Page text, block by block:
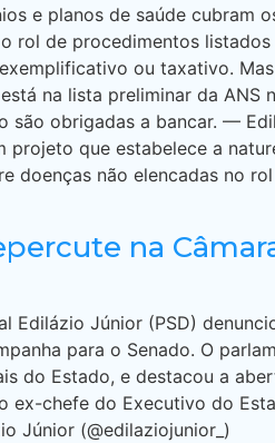
e planos de saúde cubram
rol de procedimentos
ou taxativo.
na lista preliminar da ANS
obrigadas a bancar. —
projeto que estabelece a
doenças não elencadas no
na
Edilázio Júnior (PSD)
para o Senado. O
do Estado, e destacou a
chefe do Executivo do
Júnior (@edilaziojunior_)